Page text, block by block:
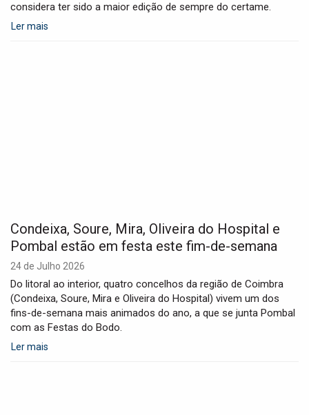
considera ter sido a maior edição de sempre do certame.
Ler mais
Condeixa, Soure, Mira, Oliveira do Hospital e
Pombal estão em festa este fim-de-semana
24 de Julho 2026
Do litoral ao interior, quatro concelhos da região de Coimbra
(Condeixa, Soure, Mira e Oliveira do Hospital) vivem um dos
fins-de-semana mais animados do ano, a que se junta Pombal
com as Festas do Bodo.
Ler mais